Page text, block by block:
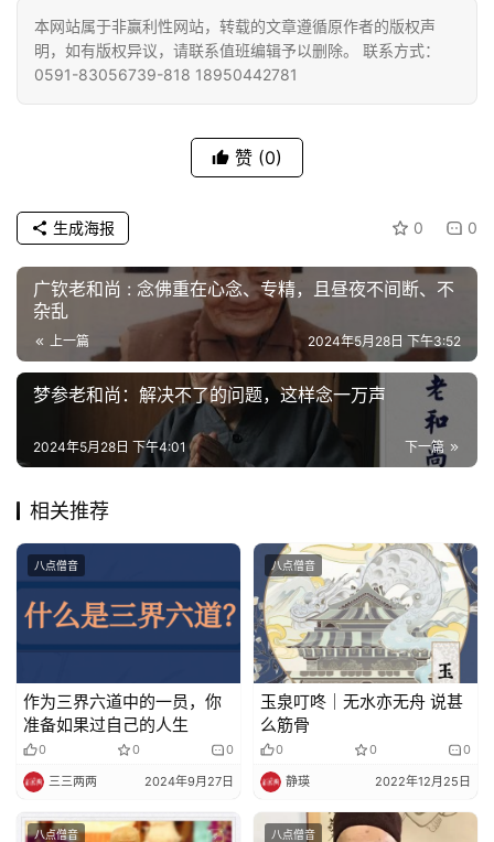
访
谈
专
题
公
益
慈
教
人
物
寺
巡
礼
视
频
注册
本网站属于非赢利性网站，转载的文章遵循原作者的版权声
明，如有版权异议，请联系值班编辑予以删除。 联系方式：
0591-83056739-818 18950442781
赞 (0)
0 0
生成海报
广钦老和尚 : 念佛重在心念、专精，且昼夜不间断、不
杂乱
上一篇 2024年5月28日 下午3:52
梦参老和尚：解决不了的问题，这样念一万声
下一篇
2024年5月28日 下午4:01
相关推荐
八点僧音
作为三界六道中的一员，你
准备如果过自己的人生
0 0 0
三三两两 2024年9月27日
八点僧音
玉泉叮咚｜无水亦无舟 说甚
么筋骨
0 0 0
静瑛 2022年12月25日
八点僧音 八点僧音